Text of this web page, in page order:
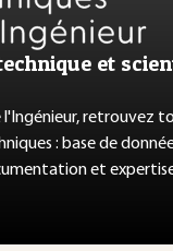
et
l'Ingénieur, retrouvez
: base de
et